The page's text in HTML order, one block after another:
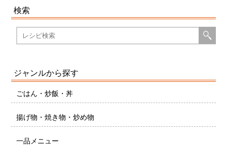
検索
ジャンルから探す
ごはん・炒飯・丼
揚げ物・焼き物・炒め物
一品メニュー